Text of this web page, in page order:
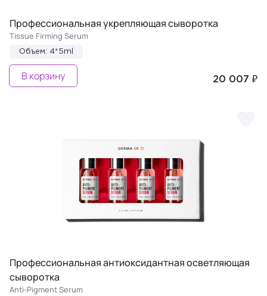
Профессиональная укрепляющая сыворотка
Tissue Firming Serum
Объем: 4*5ml
20 007 ₽
В корзину
Профессиональная антиоксидантная осветляющая
сыворотка
Anti-Pigment Serum